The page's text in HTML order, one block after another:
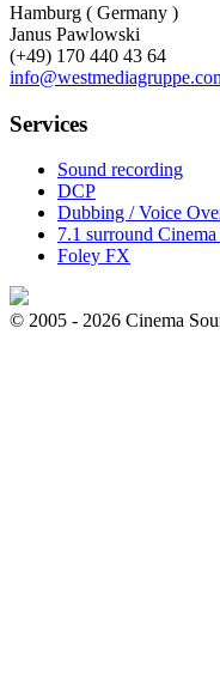
Hamburg ( Germany )
Janus Pawlowski
(+49) 170 440 43 64
Services
Sound recording
DCP
Dubbing / Voice
7.1 surround
Foley FX
© 2005 - 2026 Cinema